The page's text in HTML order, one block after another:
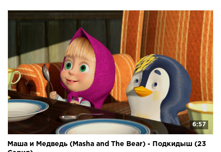
6:57
Маша и Медведь (Masha and The Bear) - Подкидыш (23